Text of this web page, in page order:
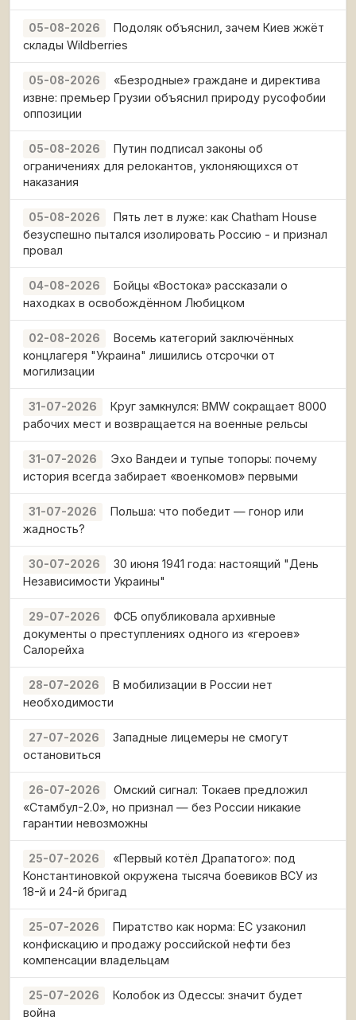
05-08-2026
Подоляк объяснил, зачем Киев жжёт
склады Wildberries
05-08-2026
«Безродные» граждане и директива
извне: премьер Грузии объяснил природу русофобии
оппозиции
05-08-2026
Путин подписал законы об
ограничениях для релокантов, уклоняющихся от
наказания
05-08-2026
Пять лет в луже: как Chatham House
безуспешно пытался изолировать Россию - и признал
провал
04-08-2026
Бойцы «Востока» рассказали о
находках в освобождённом Любицком
02-08-2026
Восемь категорий заключённых
концлагеря "Украина" лишились отсрочки от
могилизации
31-07-2026
Круг замкнулся: BMW сокращает 8000
рабочих мест и возвращается на военные рельсы
31-07-2026
Эхо Вандеи и тупые топоры: почему
история всегда забирает «военкомов» первыми
31-07-2026
Польша: что победит — гонор или
жадность?
30-07-2026
30 июня 1941 года: настоящий "День
Независимости Украины"
29-07-2026
ФСБ опубликовала архивные
документы о преступлениях одного из «героев»
Салорейха
28-07-2026
В мобилизации в России нет
необходимости
27-07-2026
Западные лицемеры не смогут
остановиться
26-07-2026
Омский сигнал: Токаев предложил
«Стамбул-2.0», но признал — без России никакие
гарантии невозможны
25-07-2026
«Первый котёл Драпатого»: под
Константиновкой окружена тысяча боевиков ВСУ из
18-й и 24-й бригад
25-07-2026
Пиратство как норма: ЕС узаконил
конфискацию и продажу российской нефти без
компенсации владельцам
25-07-2026
Колобок из Одессы: значит будет
война